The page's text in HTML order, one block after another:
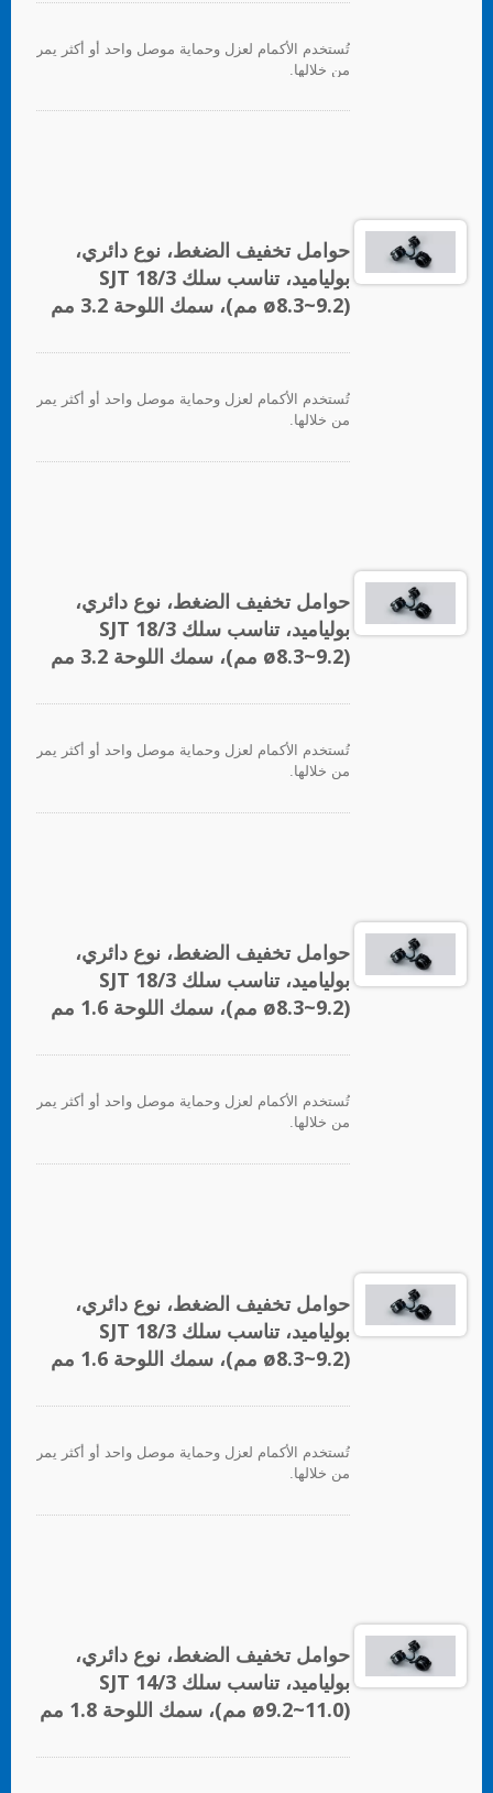
تُستخدم الأكمام لعزل وحماية موصل واحد أو أكثر يمر
من خلالها.
حوامل تخفيف الضغط، نوع دائري،
بولياميد، تناسب سلك SJT 18/3
(ø8.3~9.2 مم)، سمك اللوحة 3.2 مم
تُستخدم الأكمام لعزل وحماية موصل واحد أو أكثر يمر
من خلالها.
حوامل تخفيف الضغط، نوع دائري،
بولياميد، تناسب سلك SJT 18/3
(ø8.3~9.2 مم)، سمك اللوحة 3.2 مم
تُستخدم الأكمام لعزل وحماية موصل واحد أو أكثر يمر
من خلالها.
حوامل تخفيف الضغط، نوع دائري،
بولياميد، تناسب سلك SJT 18/3
(ø8.3~9.2 مم)، سمك اللوحة 1.6 مم
تُستخدم الأكمام لعزل وحماية موصل واحد أو أكثر يمر
من خلالها.
حوامل تخفيف الضغط، نوع دائري،
بولياميد، تناسب سلك SJT 18/3
(ø8.3~9.2 مم)، سمك اللوحة 1.6 مم
تُستخدم الأكمام لعزل وحماية موصل واحد أو أكثر يمر
من خلالها.
حوامل تخفيف الضغط، نوع دائري،
بولياميد، تناسب سلك SJT 14/3
(ø9.2~11.0 مم)، سمك اللوحة 1.8 مم